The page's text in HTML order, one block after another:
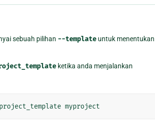
sebuah pilihan --template untuk menentukan
ketika anda menjalankan
myproject